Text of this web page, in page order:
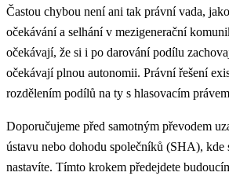
Častou chybou není ani tak právní vada,
očekávání a selhání v mezigenerační
očekávají, že si i po darování podílu
očekávají plnou autonomii. Právní řešení
rozdělením podílů na ty s hlasovacím
Doporučujeme před samotným převodem
ústavu nebo dohodu společníků (SHA), kde
nastavíte. Tímto krokem předejdete